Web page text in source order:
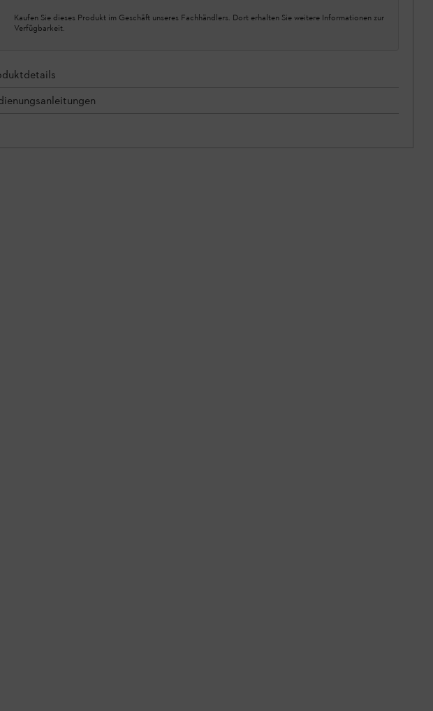
Kaufen Sie dieses Produkt im Geschäft unseres Fachhändlers. Dort erhalten Sie weitere Informationen zur
Verfügbarkeit.